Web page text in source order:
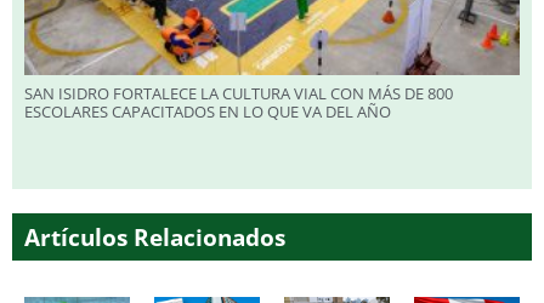
SAN ISIDRO FORTALECE LA CULTURA VIAL CON MÁS DE 800
ESCOLARES CAPACITADOS EN LO QUE VA DEL AÑO
Artículos Relacionados